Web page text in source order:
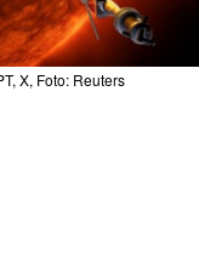
X, Foto: Reuters